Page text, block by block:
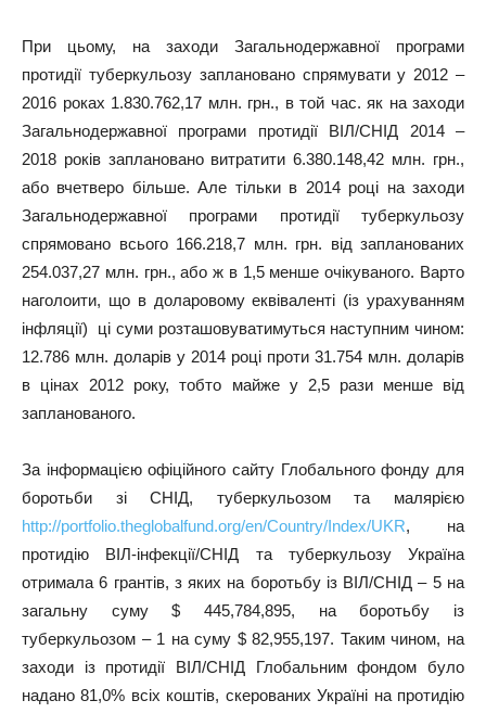
При цьому, на заходи Загальнодержавної програми
протидії туберкульозу заплановано спрямувати у 2012 –
2016 роках 1.830.762,17 млн. грн., в той час. як на заходи
Загальнодержавної програми протидії ВІЛ/СНІД 2014 –
2018 років заплановано витратити 6.380.148,42 млн. грн.,
або вчетверо більше. Але тільки в 2014 році на заходи
Загальнодержавної програми протидії туберкульозу
спрямовано всього 166.218,7 млн. грн. від запланованих
254.037,27 млн. грн., або ж в 1,5 менше очікуваного. Варто
наголоити, що в доларовому еквіваленті (із урахуванням
інфляції) ці суми розташовуватимуться наступним чином:
12.786 млн. доларів у 2014 році проти 31.754 млн. доларів
в цінах 2012 року, тобто майже у 2,5 рази менше від
запланованого.
За інформацією офіційного сайту Глобального фонду для
боротьби зі СНІД, туберкульозом та малярією
http://portfolio.theglobalfund.org/en/Country/Index/UKR, на
протидію ВІЛ-інфекції/СНІД та туберкульозу Україна
отримала 6 грантів, з яких на боротьбу із ВІЛ/СНІД – 5 на
загальну суму $ 445,784,895, на боротьбу із
туберкульозом – 1 на суму $ 82,955,197. Таким чином, на
заходи із протидії ВІЛ/СНІД Глобальним фондом було
надано 81,0% всіх коштів, скерованих Україні на протидію